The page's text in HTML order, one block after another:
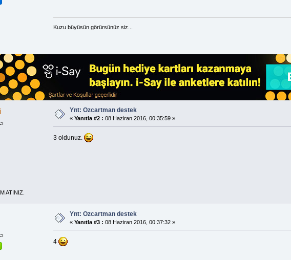
Kuzu büyüsün görürsünüz siz...
ATINIZ.
Ynt: Ozcartman destek
« Yanıtla #2 : 08 Haziran 2016, 00:35:59 »
3 oldunuz.
Ynt: Ozcartman destek
« Yanıtla #3 : 08 Haziran 2016, 00:37:32 »
4